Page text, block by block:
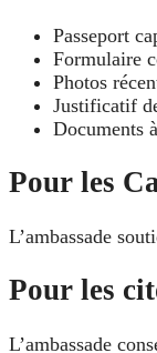
Passeport
Formulaire
Photos
Justificatif
Documents
Pour les
L’ambassade
Pour les
L’ambassade